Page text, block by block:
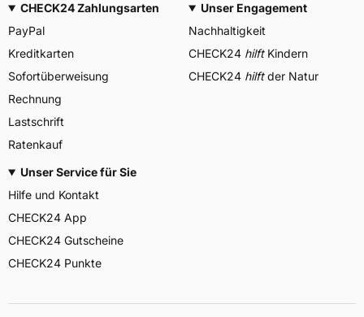
CHECK24 Zahlungsarten
PayPal
Kreditkarten
Sofortüberweisung
Rechnung
Lastschrift
Ratenkauf
Unser Engagement
Nachhaltigkeit
CHECK24 hilftKindern
CHECK24 hilftder Natur
Unser Service für Sie
Hilfe und Kontakt
CHECK24 App
CHECK24 Gutscheine
CHECK24 Punkte